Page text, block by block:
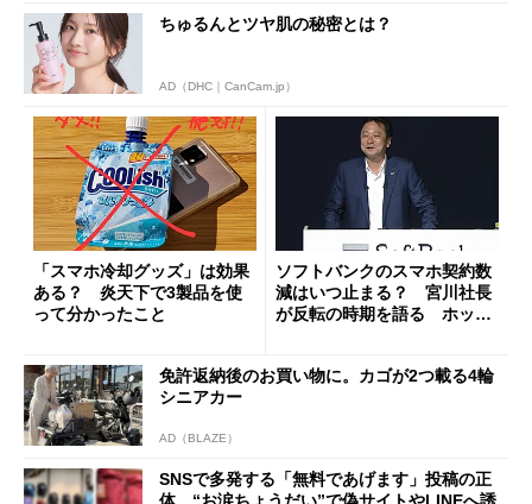
ちゅるんとツヤ肌の秘密とは？
AD（DHC｜CanCam.jp）
「スマホ冷却グッズ」は効果
ある？ 炎天下で3製品を使
って分かったこと
ソフトバンクのスマホ契約数
減はいつ止まる？ 宮川社長
が反転の時期を語る ホッピ
免許返納後のお買い物に。カゴが2つ載る4輪
シニアカー
AD（BLAZE）
SNSで多発する「無料であげます」投稿の正